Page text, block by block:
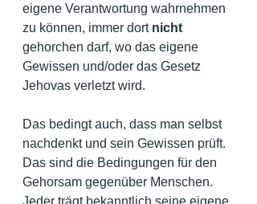
eigene Verantwortung wahrnehmen
zu können, immer dort nicht
gehorchen darf, wo das eigene
Gewissen und/oder das Gesetz
Jehovas verletzt wird.
Das bedingt auch, dass man selbst
nachdenkt und sein Gewissen prüft.
Das sind die Bedingungen für den
Gehorsam gegenüber Menschen.
Jeder trägt bekanntlich seine eigene